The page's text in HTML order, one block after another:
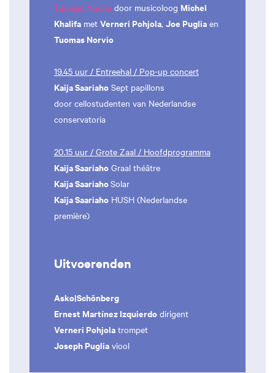
Tuomas Norvio door musicoloog Michel
Khalifa met Verneri Pohjola, Joe Puglia en
Tuomas Norvio
19.45 uur / Entreehal / Pop-up concert
Kaija Saariaho Sept papillons
door cellostudenten van Nederlandse
conservatoria
20.15 uur / Grote Zaal / Hoofdprogramma
Kaija Saariaho Graal théâtre
Kaija SaariahoSolar
Kaija Saariaho HUSH (Nederlandse
première)
Uitvoerenden
Asko|Schönberg
Ernest Martínez Izquierdo dirigent
Verneri Pohjola trompet
Joseph Puglia viool